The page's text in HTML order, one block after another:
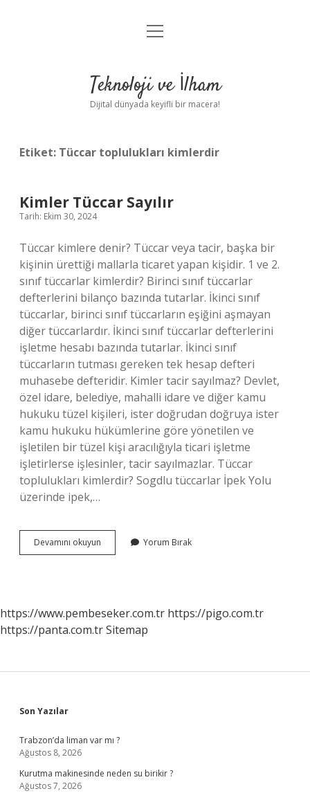
Anasayfa
Yasal Uyarı
menüyü
Teknoloji ve İlham
Dijital dünyada keyifli bir macera!
Etiket: Tüccar toplulukları kimlerdir
Kimler Tüccar Sayılır
Tarih: Ekim 30, 2024
Tüccar kimlere denir? Tüccar veya tacir, başka bir
kişinin ürettiği mallarla ticaret yapan kişidir. 1 ve 2.
sınıf tüccarlar kimlerdir? Birinci sınıf tüccarlar
defterlerini bilanço bazında tutarlar. İkinci sınıf
tüccarlar, birinci sınıf tüccarların eşiğini aşmayan
diğer tüccarlardır. İkinci sınıf tüccarlar defterlerini
işletme hesabı bazında tutarlar. İkinci sınıf
tüccarların tutması gereken tek hesap defteri
muhasebe defteridir. Kimler tacir sayılmaz? Devlet,
özel idare, belediye, mahalli idare ve diğer kamu
hukuku tüzel kişileri, ister doğrudan doğruya ister
kamu hukuku hükümlerine göre yönetilen ve
işletilen bir tüzel kişi aracılığıyla ticari işletme
işletirlerse işlesinler, tacir sayılmazlar. Tüccar
toplulukları kimlerdir? Sogdlu tüccarlar İpek Yolu
üzerinde ipek,…
Devamını okuyun
Tüccar
Yorum Bırak
https://www.pembeseker.com.tr https://pigo.com.tr
https://panta.com.trSitemap
Sidebar
Son Yazılar
Trabzon’da liman var mı ?
Ağustos 8, 2026
Kurutma makinesinde neden su birikir ?
Ağustos 7, 2026